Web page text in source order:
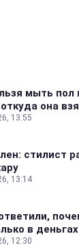
мыть пол
она
13:55
стилист
13:14
в деньгах
12:30